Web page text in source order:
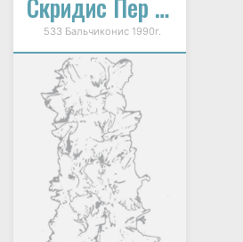
533 Бальчиконис 1990г.